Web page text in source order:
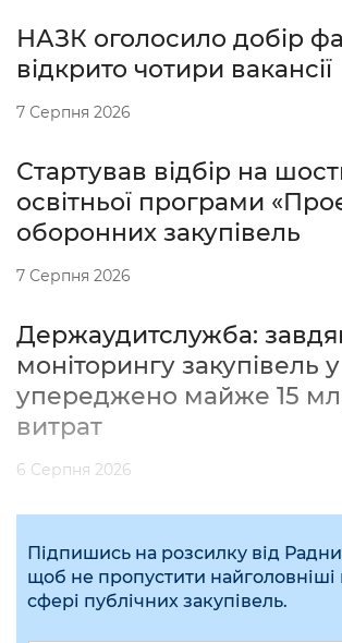
НАЗК оголосило добір
відкрито чотири вакансії
7 Серпня 2026
Стартував відбір на
освітньої програми
оборонних закупівель
7 Серпня 2026
Держаудитслужба:
моніторингу закупівель у
упереджено майже 15
витрат
6 Серпня 2026
Підпишись на розсилку від
щоб не пропустити найголовніші
сфері публічних закупівель.